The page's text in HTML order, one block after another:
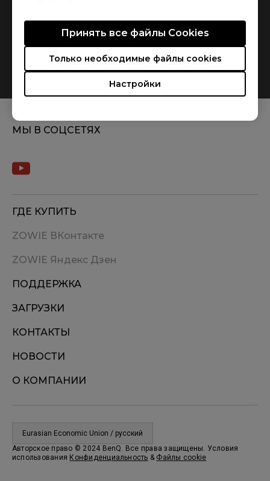
Настройки
Только необходимые файлы cookies
Принять все файлы Сookies
How do you replace the mousefeet?
МЫ В СОЦСЕТЯХ
ГДЕ КУПИТЬ
ZOWIE ВКонтакте
ZOWIE Яндекс Дзен
ПОДДЕРЖКА
ЗАГРУЗКИ
КОНТАКТЫ
НОВОСТИ
О КОМПАНИИ
Eurasian Economic Union / русский
Авторское право © 2024 BenQ. Все права защищены. Условия
использования Конфиденциальность & Файлы cookie